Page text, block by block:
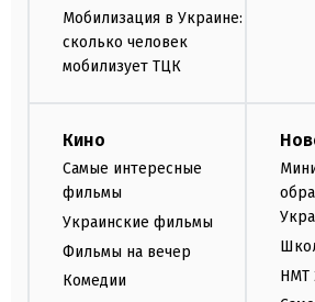
Мобилизация в Украине:
сколько человек
мобилизует ТЦК
Кино
Самые интересные
фильмы
Украинские фильмы
Фильмы на вечер
Комедии
НМТ